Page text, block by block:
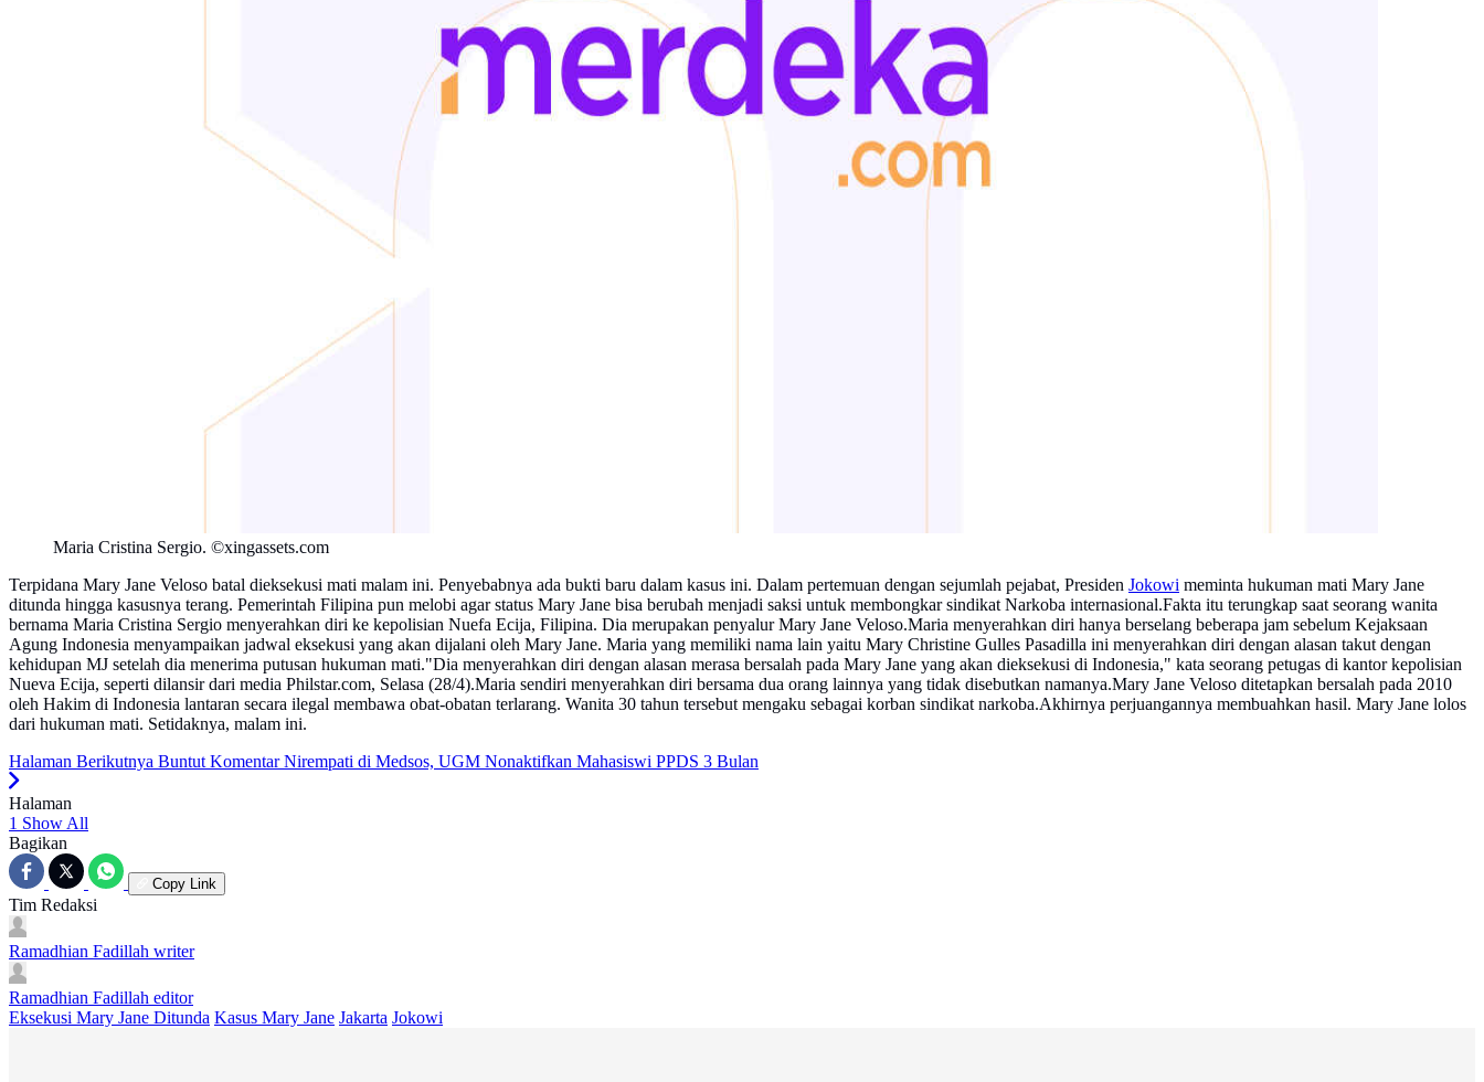
Maria Cristina Sergio. ©xingassets.com
Terpidana Mary Jane Veloso batal dieksekusi mati malam ini. Penyebabnya ada bukti baru dalam kasus ini. Dalam pertemuan dengan sejumlah pejabat, Presiden Jokowi meminta hukuman mati Mary Jane
ditunda hingga kasusnya terang. Pemerintah Filipina pun melobi agar status Mary Jane bisa berubah menjadi saksi untuk membongkar sindikat Narkoba internasional.Fakta itu terungkap saat seorang wanita
bernama Maria Cristina Sergio menyerahkan diri ke kepolisian Nuefa Ecija, Filipina. Dia merupakan penyalur Mary Jane Veloso.Maria menyerahkan diri hanya berselang beberapa jam sebelum Kejaksaan
Agung Indonesia menyampaikan jadwal eksekusi yang akan dijalani oleh Mary Jane. Maria yang memiliki nama lain yaitu Mary Christine Gulles Pasadilla ini menyerahkan diri dengan alasan takut dengan
kehidupan MJ setelah dia menerima putusan hukuman mati."Dia menyerahkan diri dengan alasan merasa bersalah pada Mary Jane yang akan dieksekusi di Indonesia," kata seorang petugas di kantor kepolisian
Nueva Ecija, seperti dilansir dari media Philstar.com, Selasa (28/4).Maria sendiri menyerahkan diri bersama dua orang lainnya yang tidak disebutkan namanya.Mary Jane Veloso ditetapkan bersalah pada 2010
oleh Hakim di Indonesia lantaran secara ilegal membawa obat-obatan terlarang. Wanita 30 tahun tersebut mengaku sebagai korban sindikat narkoba.Akhirnya perjuangannya membuahkan hasil. Mary Jane lolos
dari hukuman mati. Setidaknya, malam ini.
Halaman Berikutnya Buntut Komentar Nirempati di Medsos, UGM Nonaktifkan Mahasiswi PPDS 3 Bulan
Halaman
1 Show All
Bagikan
Copy Link
Tim Redaksi
Ramadhian Fadillah writer
Ramadhian Fadillah editor
Eksekusi Mary Jane Ditunda Kasus Mary Jane Jakarta Jokowi